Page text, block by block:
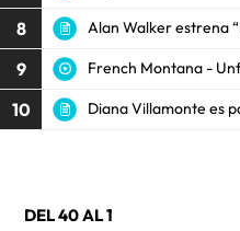
8 Alan Walker estrena
9 French Montana -
10 Diana Villamonte es
DEL 40 AL 1